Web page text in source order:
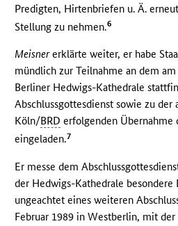
Predigten, Hirtenbriefen u. Ä.
Stellung zu nehmen.6
Meisnererklärte weiter, er habe
mündlich zur Teilnahme an dem
Berliner Hedwigs-Kathedrale
Abschlussgottesdienst sowie zu der
Köln/BRD erfolgenden Übernahme
eingeladen.7
Er messe dem
der Hedwigs-Kathedrale besondere
ungeachtet eines weiteren
Februar 1989 in Westberlin, mit